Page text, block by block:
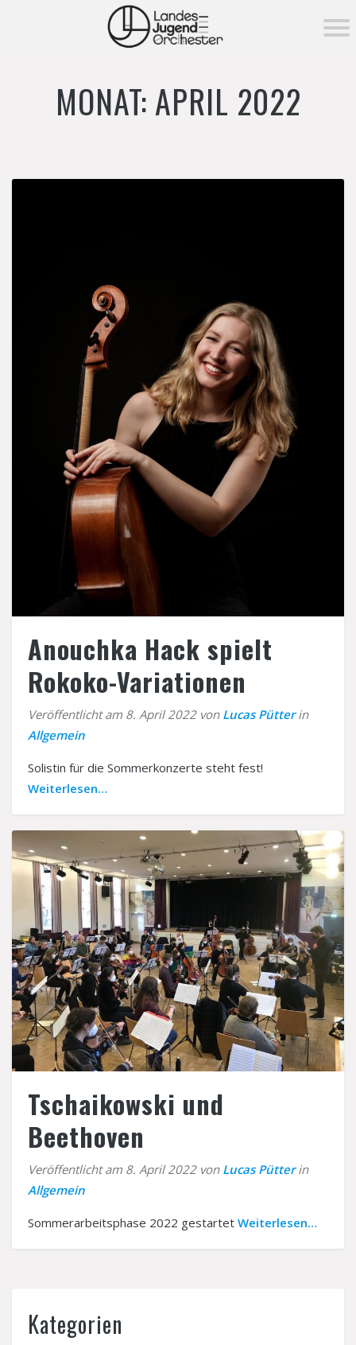
Aktuelle Konzerte
MITSPIELEN
NEWS
Unser Dirigent
Tutti Pro-Orchesterpatenschaft
→ Förderverein
Instrumentenverleih
Notenverleih
Interner Bereich
MONAT:APRIL 2022
Anouchka Hack spielt
Rokoko-Variationen
Veröffentlicht am 8. April 2022 von Lucas Pütterin
Allgemein
Solistin für die Sommerkonzerte steht fest!
Weiterlesen…
Tschaikowski und
Beethoven
Veröffentlicht am 8. April 2022 von Lucas Pütterin
Allgemein
Sommerarbeitsphase 2022 gestartet Weiterlesen…
Kategorien